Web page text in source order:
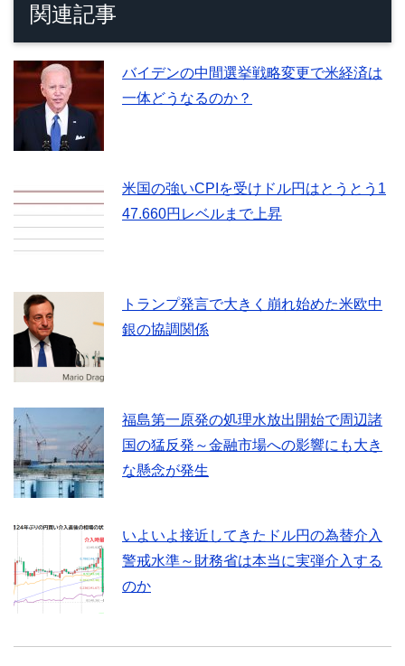
関連記事
バイデンの中間選挙戦略変更で米経済は
一体どうなるのか？
米国の強いCPIを受けドル円はとうとう1
47.660円レベルまで上昇
トランプ発言で大きく崩れ始めた米欧中
銀の協調関係
福島第一原発の処理水放出開始で周辺諸
国の猛反発～金融市場への影響にも大き
な懸念が発生
いよいよ接近してきたドル円の為替介入
警戒水準～財務省は本当に実弾介入する
のか